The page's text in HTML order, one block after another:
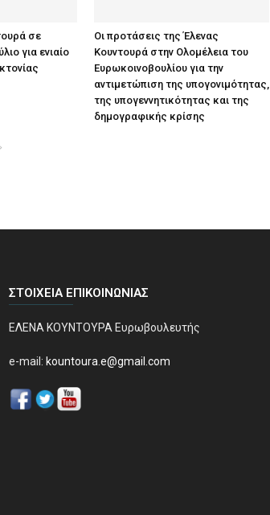
σε
για ενιαίο
Οι προτάσεις της Έλενας
Κουντουρά στην Ολομέλεια του
Ευρωκοινοβουλίου για την
αντιμετώπιση της υπογονιμότητας,
της υπογεννητικότητας και της
δημογραφικής κρίσης
ΣΤΟΙΧΕΊΑ ΕΠΙΚΟΙΝΩΝΊΑΣ
ΕΛΕΝΑ ΚΟΥΝΤΟΥΡΑ Ευρωβουλευτής
e-mail: kountoura.e@gmail.com